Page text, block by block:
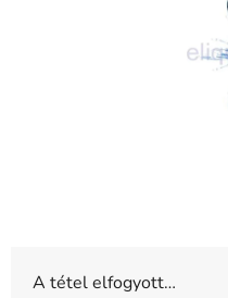
A tétel elfogyott…